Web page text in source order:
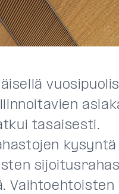
tasaisesti.
Vaihtoehtoisten